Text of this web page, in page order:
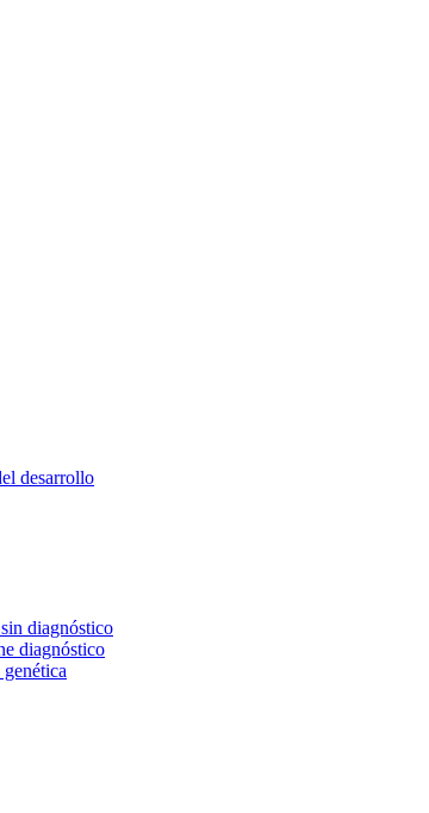
desarrollo
diagnóstico
diagnóstico